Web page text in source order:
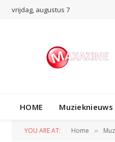
vrijdag, augustus 7
HOME Muzieknieuws
YOU ARE AT: Home »